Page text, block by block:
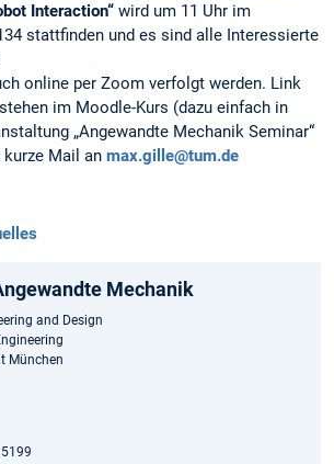
Interaction“ wird um 11 Uhr im
stattfinden und es sind alle Interessierte
online per Zoom verfolgt werden. Link
im Moodle-Kurs (dazu einfach in
„Angewandte Mechanik Seminar“
Mail an max.gille@tum.de
Mechanik
and Design
München